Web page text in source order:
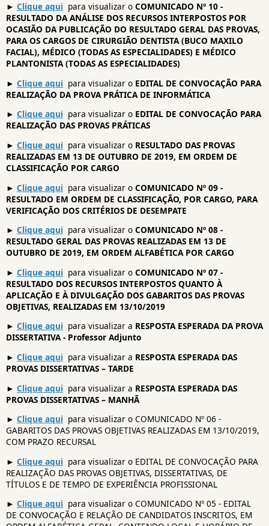
► Clique aqui para visualizar o COMUNICADO Nº 10 -
RESULTADO DA ANÁLISE DOS RECURSOS INTERPOSTOS POR
OCASIÃO DA PUBLICAÇÃO DO RESULTADO GERAL DAS PROVAS,
PARA OS CARGOS DE CIRURGIÃO DENTISTA (BUCO MAXILO
FACIAL), MÉDICO (TODAS AS ESPECIALIDADES) E MÉDICO
PLANTONISTA (TODAS AS ESPECIALIDADES)
► Clique aqui para visualizar o EDITAL DE CONVOCAÇÃO PARA
REALIZAÇÃO DA PROVA PRÁTICA DE INFORMÁTICA
► Clique aqui para visualizar o EDITAL DE CONVOCAÇÃO PARA
REALIZAÇÃO DAS PROVAS PRÁTICAS
► Clique aqui para visualizar o RESULTADO DAS PROVAS
REALIZADAS EM 13 DE OUTUBRO DE 2019, EM ORDEM DE
CLASSIFICAÇÃO POR CARGO
► Clique aqui para visualizar o COMUNICADO Nº 09 -
RESULTADO EM ORDEM DE CLASSIFICAÇÃO, POR CARGO, PARA
VERIFICAÇÃO DOS CRITÉRIOS DE DESEMPATE
► Clique aqui para visualizar o COMUNICADO Nº 08 -
RESULTADO GERAL DAS PROVAS REALIZADAS EM 13 DE
OUTUBRO DE 2019, EM ORDEM ALFABÉTICA POR CARGO
► Clique aqui para visualizar o COMUNICADO Nº 07 -
RESULTADO DOS RECURSOS INTERPOSTOS QUANTO À
APLICAÇÃO E À DIVULGAÇÃO DOS GABARITOS DAS PROVAS
OBJETIVAS, REALIZADAS EM 13/10/2019
► Clique aqui para visualizar a RESPOSTA ESPERADA DA PROVA
DISSERTATIVA - Professor Adjunto
► Clique aqui para visualizar a RESPOSTA ESPERADA DAS
PROVAS DISSERTATIVAS – TARDE
► Clique aqui para visualizar a RESPOSTA ESPERADA DAS
PROVAS DISSERTATIVAS – MANHÃ
► Clique aqui para visualizar o COMUNICADO Nº 06 -
GABARITOS DAS PROVAS OBJETIVAS REALIZADAS EM 13/10/2019,
COM PRAZO RECURSAL
► Clique aqui para visualizar o EDITAL DE CONVOCAÇÃO PARA
REALIZAÇÃO DAS PROVAS OBJETIVAS, DISSERTATIVAS, DE
TÍTULOS E DE TEMPO DE EXPERIÊNCIA PROFISSIONAL
► Clique aqui para visualizar o COMUNICADO Nº 05 - EDITAL
DE CONVOCAÇÃO E RELAÇÃO DE CANDIDATOS INSCRITOS, EM